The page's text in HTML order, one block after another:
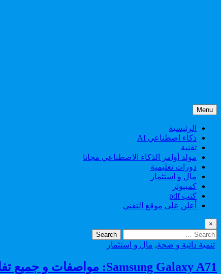
Menu
الرئيسية
ذكاء اصطناعي AI
تقنية
مولد أوامر الذكاء الاصطناعي مجانا
دورات تعليمية
مال و استثمار
كمبيوتر
كتب pdf
أعلن على موقع التقني
×
Search
for:
Posted
تنمية داتية و صحة, مال و استثمار
Samsung Galaxy A71: مواصفات و جميع تفاصيل هاتف ذكي ناجح